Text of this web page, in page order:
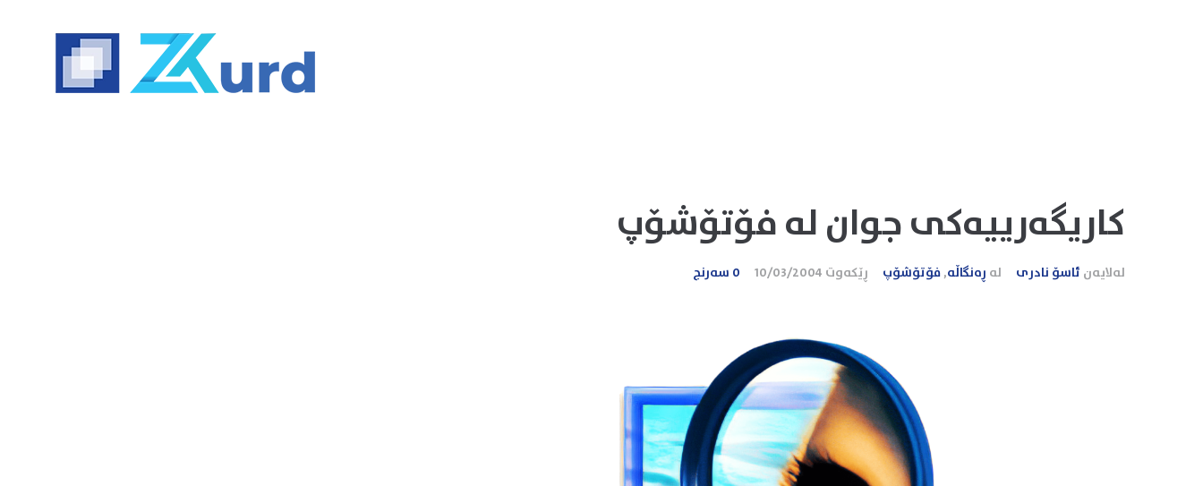
كاریگه‌رییه‌كی جوان لە فۆتۆشۆپ
لەلایەن ئاسۆ نادری لە ڕەنگاڵە,فۆتۆشۆپ ڕێکەوت 10/03/2004 0 سەرنج